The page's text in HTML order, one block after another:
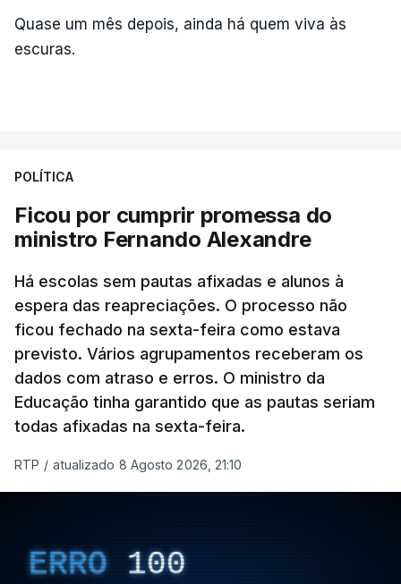
Quase um mês depois, ainda há quem viva às
escuras.
POLÍTICA
Ficou por cumprir promessa do
ministro Fernando Alexandre
Há escolas sem pautas afixadas e alunos à
espera das reapreciações. O processo não
ficou fechado na sexta-feira como estava
previsto. Vários agrupamentos receberam os
dados com atraso e erros. O ministro da
Educação tinha garantido que as pautas seriam
todas afixadas na sexta-feira.
RTP / atualizado 8 Agosto 2026, 21:10
ERRO 100